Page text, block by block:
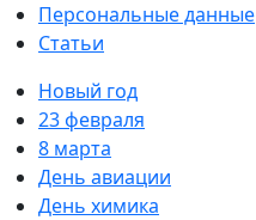
Персональные данные
Статьи
Новый год
23 февраля
8 марта
День авиации
День химика